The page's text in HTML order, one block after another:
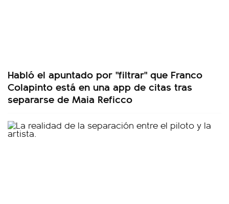
Habló el apuntado por "filtrar" que Franco
Colapinto está en una app de citas tras
separarse de Maia Reficco